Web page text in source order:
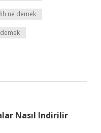
ne demek
Nasıl Indirilir